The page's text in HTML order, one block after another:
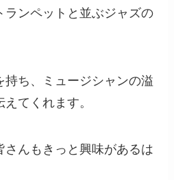
ランペットと並ぶジャズの
持ち、ミュージシャンの溢
てくれます。
さんもきっと興味があるは